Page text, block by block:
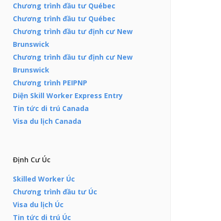
Chương trình đầu tư Québec
Chương trình đầu tư Québec
Chương trình đầu tư định cư New
Brunswick
Chương trình đầu tư định cư New
Brunswick
Chương trình PEIPNP
Diện Skill Worker Express Entry
Tin tức di trú Canada
Visa du lịch Canada
Định Cư Úc
Skilled Worker Úc
Chương trình đầu tư Úc
Visa du lịch Úc
Tin tức di trú Úc